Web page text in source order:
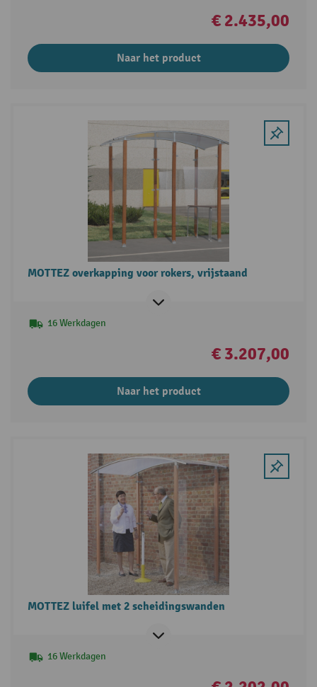
€ 2.435,00
Naar het product
MOTTEZ overkapping voor rokers, vrijstaand
16 Werkdagen
€ 3.207,00
Naar het product
MOTTEZ luifel met 2 scheidingswanden
16 Werkdagen